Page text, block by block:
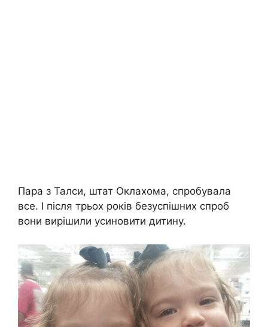
Пара з Талси, штат Оклахома, спробувала
все. І після трьох років безуспішних спроб
вони вирішили усиновити дитину.